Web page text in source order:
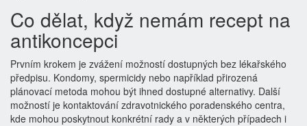
Co dělat, když nemám recept na
antikoncepci
Prvním krokem je zvážení možností dostupných bez lékařského
předpisu. Kondomy, spermicidy nebo například přirozená
plánovací metoda mohou být ihned dostupné alternativy. Další
možností je kontaktování zdravotnického poradenského centra,
kde mohou poskytnout konkrétní rady a v některých případech i